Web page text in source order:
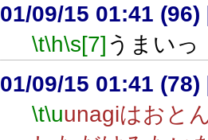
01/09/15 01:41 (96)
\t\h\s[7] うまいっ
01/09/15 01:41 (78)
\t\uunagiはおと